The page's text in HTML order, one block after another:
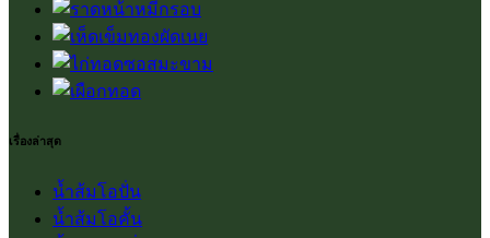
เรื่องล่าสุด
น้ำส้มโอปั่น
น้ำส้มโอคั้น